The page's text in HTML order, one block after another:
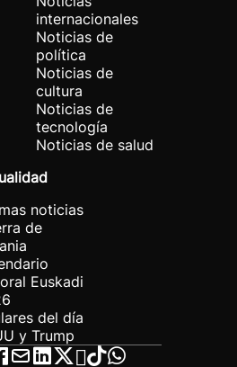
internacionales
Noticias de
política
Noticias de
cultura
Noticias de
tecnología
Noticias de salud
noticias
de
Euskadi
del día
y Trump